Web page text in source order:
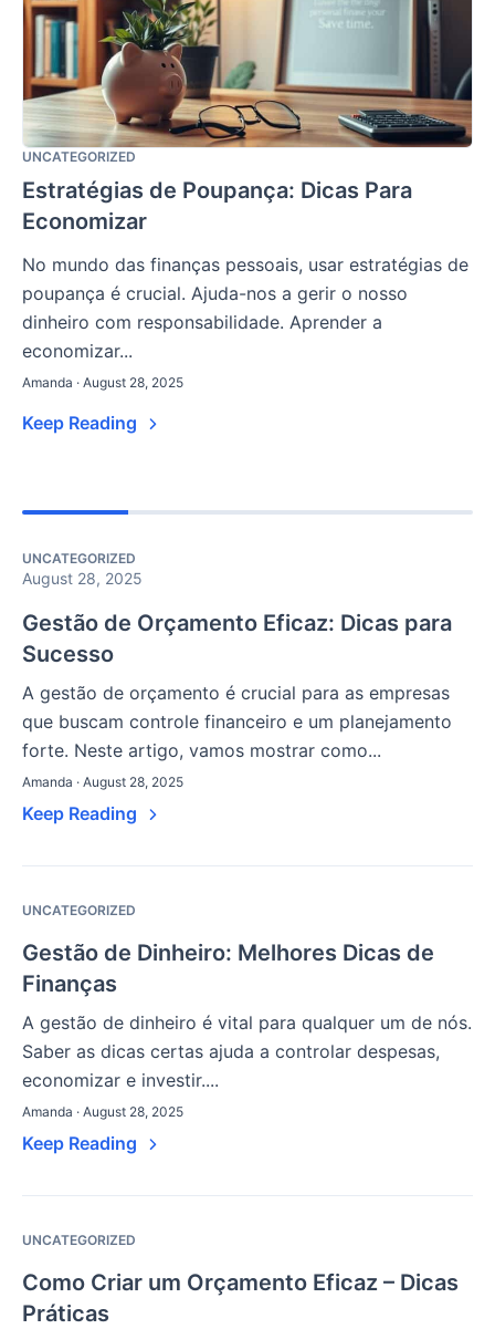
UNCATEGORIZED
Estratégias de Poupança: Dicas Para
Economizar
No mundo das finanças pessoais, usar estratégias de
poupança é crucial. Ajuda-nos a gerir o nosso
dinheiro com responsabilidade. Aprender a
economizar...
Amanda · August 28, 2025
Keep Reading
UNCATEGORIZED
August 28, 2025
Gestão de Orçamento Eficaz: Dicas para
Sucesso
A gestão de orçamento é crucial para as empresas
que buscam controle financeiro e um planejamento
forte. Neste artigo, vamos mostrar como...
Amanda · August 28, 2025
Keep Reading
UNCATEGORIZED
Gestão de Dinheiro: Melhores Dicas de
Finanças
A gestão de dinheiro é vital para qualquer um de nós.
Saber as dicas certas ajuda a controlar despesas,
economizar e investir....
Amanda · August 28, 2025
Keep Reading
UNCATEGORIZED
Como Criar um Orçamento Eficaz – Dicas
Práticas